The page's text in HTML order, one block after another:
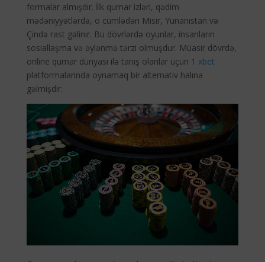
formalar almışdır. İlk qumar izləri, qədim
mədəniyyətlərdə, o cümlədən Misir, Yunanıstan və
Çində rast gəlinir. Bu dövrlərdə oyunlar, insanların
sosiallaşma və əylənmə tərzi olmuşdur. Müasir dövrdə,
online qumar dünyası ilə tanış olanlar üçün 1 xbet
platformalarında oynamaq bir alternativ halına
gəlmişdir.